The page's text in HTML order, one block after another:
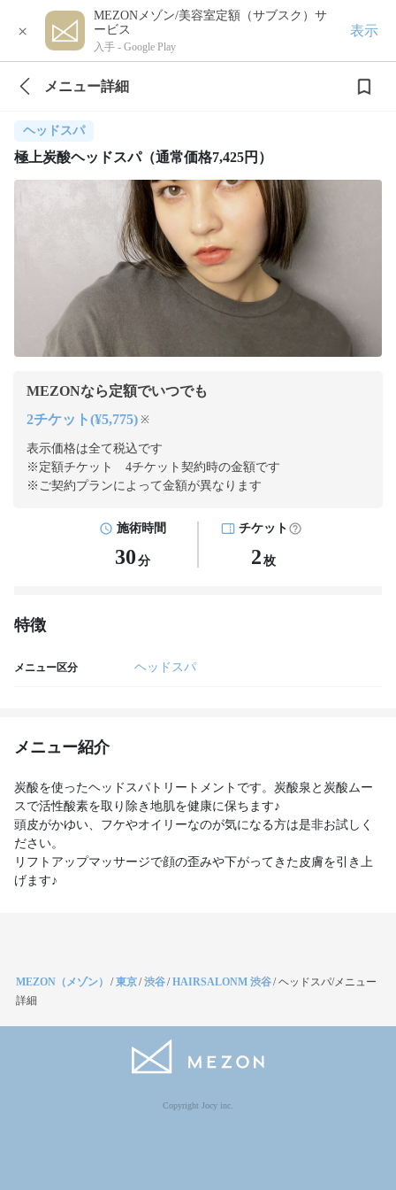
×
MEZONメゾン/美容室定額（サブスク）サ
ービス
入手 - Google Play
表示
メニュー詳細
ヘッドスパ
極上炭酸ヘッドスパ（通常価格7,425円）
MEZONなら定額でいつでも
2チケット(¥5,775) ※
表示価格は全て税込です
※定額チケット 4チケット契約時の金額です
※ご契約プランによって金額が異なります
施術時間
30 分
チケット
2 枚
特徴
メニュー区分 ヘッドスパ
メニュー紹介
炭酸を使ったヘッドスパトリートメントです。炭酸泉と炭酸ムー
スで活性酸素を取り除き地肌を健康に保ちます♪
頭皮がかゆい、フケやオイリーなのが気になる方は是非お試しく
ださい。
リフトアップマッサージで顔の歪みや下がってきた皮膚を引き上
げます♪
MEZON（メゾン） /東京/渋谷/HAIRSALONM 渋谷/ヘッドスパ/メニュー
詳細
Copyright Jocy inc.